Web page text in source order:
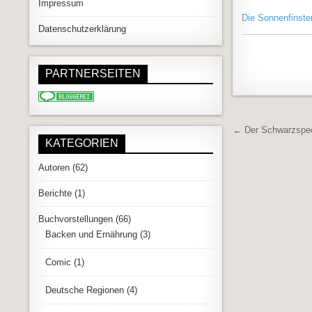
Die
← Der
Impressum
Datenschutzerklärung
PARTNERSEITEN
KATEGORIEN
Autoren (62)
Berichte (1)
Buchvorstellungen (66)
Backen und Ernährung (3)
Comic (1)
Deutsche Regionen (4)